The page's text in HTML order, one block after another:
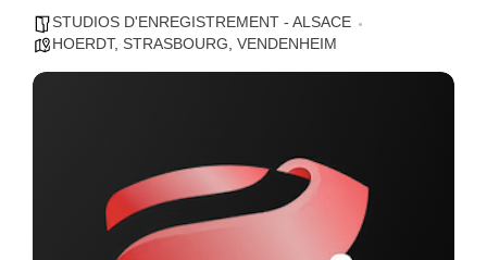
STUDIOS D'ENREGISTREMENT - ALSACE
HOERDT, STRASBOURG VENDENHEIM